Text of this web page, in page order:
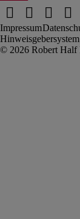
Impressum
Hinweisgebersystem